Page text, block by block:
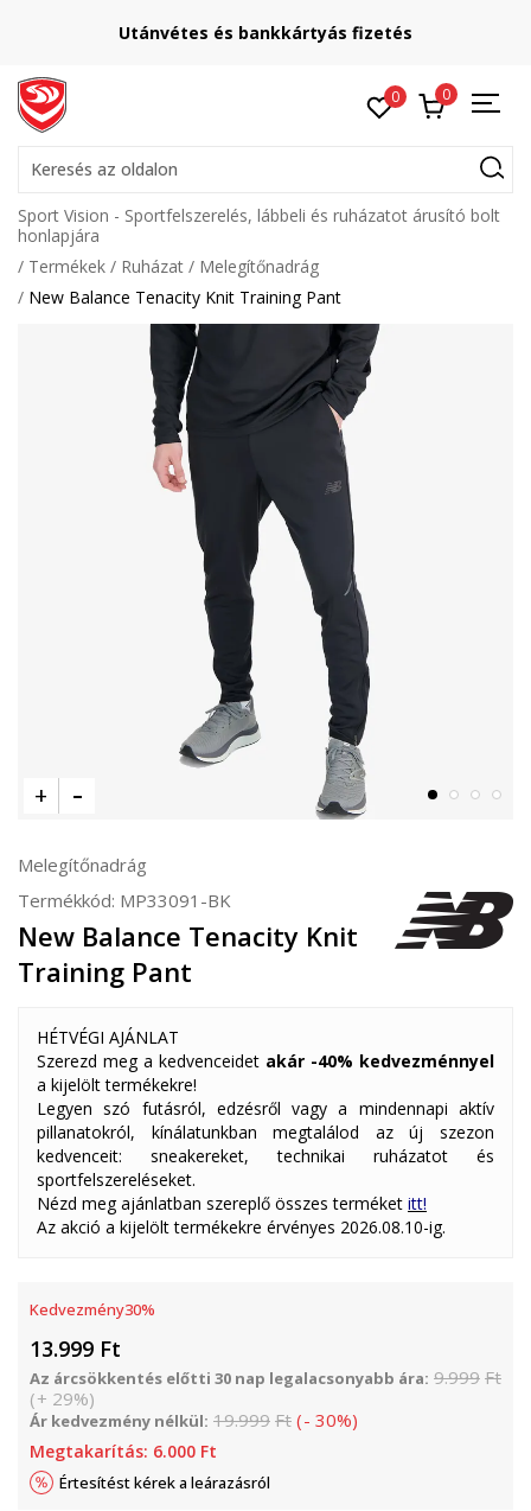
Utánvétes és bankkártyás fizetés
0 0
Keresés az oldalon
Sport Vision - Sportfelszerelés, lábbeli és ruházatot árusító bolt
honlapjára
Termékek
Ruházat
Melegítőnadrág
New Balance Tenacity Knit Training Pant
Melegítőnadrág
Termékkód: MP33091-BK
New Balance Tenacity Knit
Training Pant
HÉTVÉGI AJÁNLAT
Szerezd meg a kedvenceidet akár -40% kedvezménnyel
a kijelölt termékekre!
Legyen szó futásról, edzésről vagy a mindennapi aktív
pillanatokról, kínálatunkban megtalálod az új szezon
kedvenceit: sneakereket, technikai ruházatot és
sportfelszereléseket.
Nézd meg ajánlatban szereplő összes terméket itt!
Az akció a kijelölt termékekre érvényes 2026.08.10-ig.
Kedvezmény30%
13.999 Ft
Az árcsökkentés előtti 30 nap legalacsonyabb ára: 9.999 Ft
(+ 29%)
Ár kedvezmény nélkül: 19.999 Ft (- 30%)
Megtakarítás: 6.000 Ft
Értesítést kérek a leárazásról